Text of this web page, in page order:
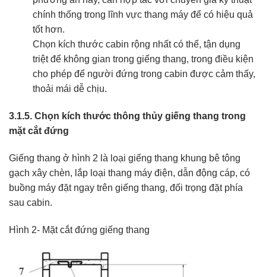
chính thống trong lĩnh vực thang máy để có hiệu quả
tốt hơn.
Chọn kích thước cabin rộng nhất có thể, tận dụng
triệt để không gian trong giếng thang, trong điều kiện
cho phép để người đứng trong cabin được cảm thấy,
thoải mái dễ chịu.
3.1.5. Chọn kích thước thông thủy giếng thang trong
mặt cắt đứng
Giếng thang ở hình 2 là loại giếng thang khung bê tông
gạch xây chèn, lắp loại thang máy điện, dẫn động cáp, có
buồng máy đặt ngay trên giếng thang, đối trọng đặt phía
sau cabin.
Hình 2- Mặt cắt đứng giếng thang